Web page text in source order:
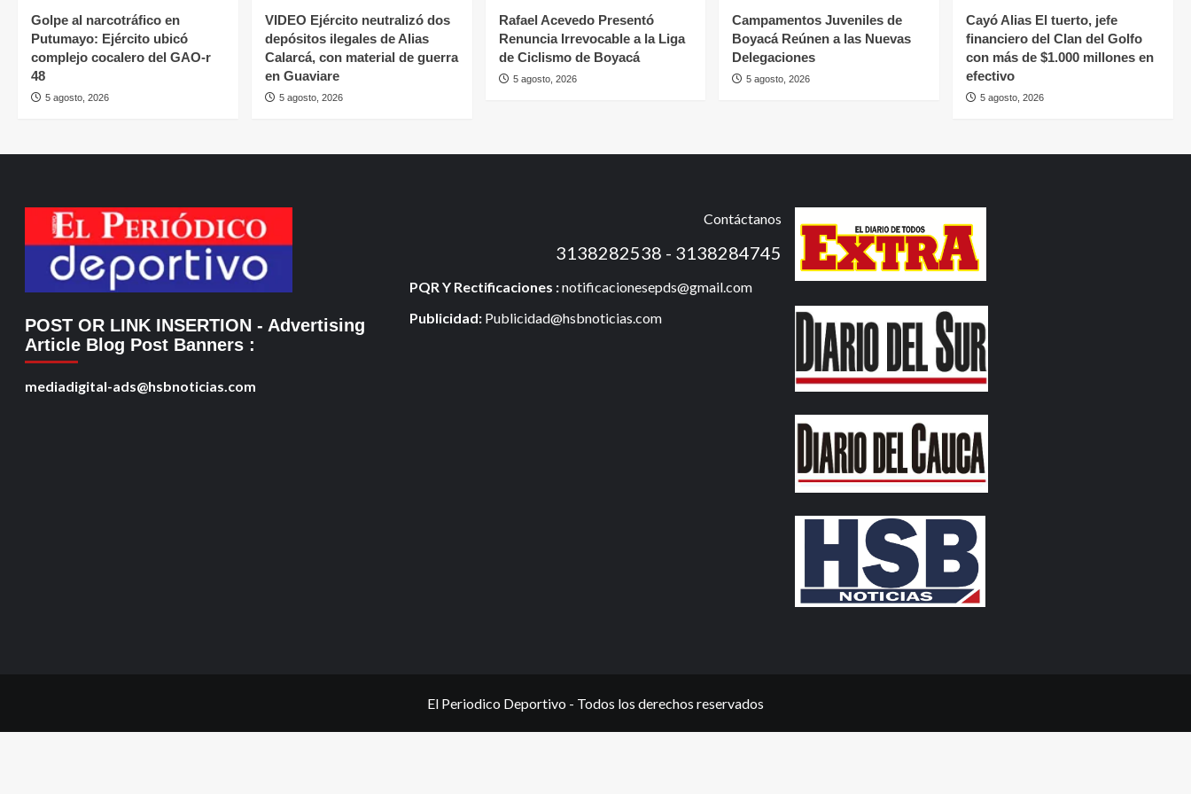
Golpe al narcotráfico en
Putumayo: Ejército ubicó
complejo cocalero del GAO-r
48
5 agosto, 2026
VIDEO Ejército neutralizó dos
depósitos ilegales de Alias
Calarcá, con material de guerra
en Guaviare
5 agosto, 2026
Rafael Acevedo Presentó
Renuncia Irrevocable a la Liga
de Ciclismo de Boyacá
5 agosto, 2026
Campamentos Juveniles de
Boyacá Reúnen a las Nuevas
Delegaciones
5 agosto, 2026
Cayó Alias El tuerto, jefe
financiero del Clan del Golfo
con más de $1.000 millones en
efectivo
5 agosto, 2026
POST OR LINK INSERTION - Advertising
Article Blog Post Banners :
mediadigital-ads@hsbnoticias.com
Contáctanos
3138282538 - 3138284745
PQR Y Rectificaciones :notificacionesepds@gmail.com
Publicidad: Publicidad@hsbnoticias.com